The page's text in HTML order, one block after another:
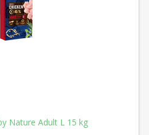
Nature Adult L 15 kg